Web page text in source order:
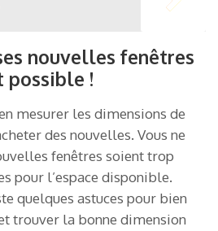
nouvelles fenêtres
possible !
mesurer les dimensions de
des nouvelles. Vous ne
fenêtres soient trop
pour l’espace disponible.
quelques astuces pour bien
trouver la bonne dimension